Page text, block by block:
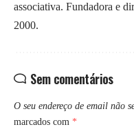
associativa. Fundadora e
2000.
Sem comentários
O seu endereço de email não
marcados com *